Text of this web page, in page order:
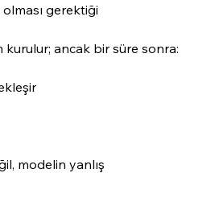
gerektiği
ancak bir süre sonra:
modelin yanlış